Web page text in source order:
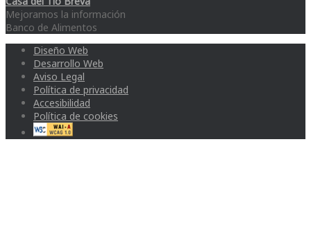
Mejoramos la información
Banco de Alimentos
Diseño Web
Desarrollo Web
Aviso Legal
Política de privacidad
Accesibilidad
Política de cookies